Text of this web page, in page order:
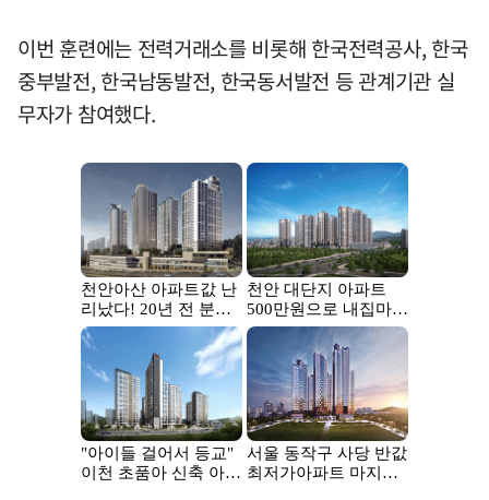
이번 훈련에는 전력거래소를 비롯해 한국전력공사, 한국
중부발전, 한국남동발전, 한국동서발전 등 관계기관 실
무자가 참여했다.